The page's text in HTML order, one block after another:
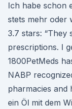
Ich habe schon
stets mehr oder
3.7 stars: “They
prescriptions. I
1800PetMeds
NABP
pharmacies and
ein Öl mit dem